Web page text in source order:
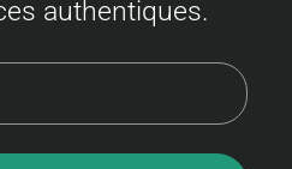
authentiques.